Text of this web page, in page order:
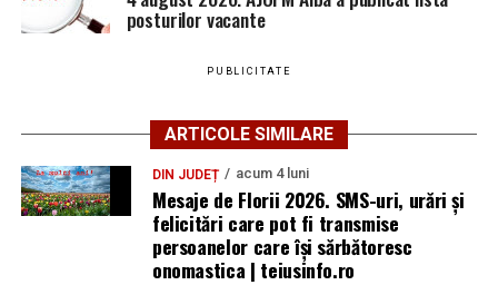
posturilor vacante
PUBLICITATE
ARTICOLE SIMILARE
DIN JUDEȚ acum 4 luni
Mesaje de Florii 2026. SMS-uri, urări și
felicitări care pot fi transmise
persoanelor care îşi sărbătoresc
onomastica | teiusinfo.ro